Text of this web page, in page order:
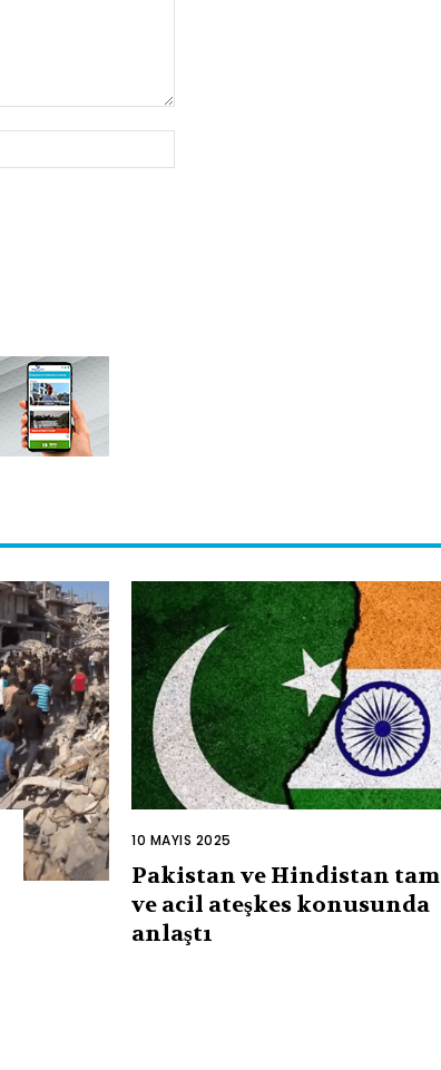
10 MAYIS 2025
Pakistan ve Hindistan tam
ve acil ateşkes konusunda
anlaştı